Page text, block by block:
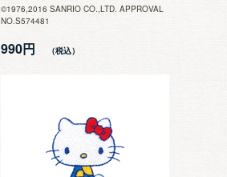
©1976,2016 SANRIO CO.,LTD. APPROVAL
NO.S574481
990円